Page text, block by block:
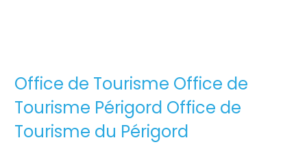
Office de Tourisme Office de
Tourisme Périgord Office de
Tourisme du Périgord